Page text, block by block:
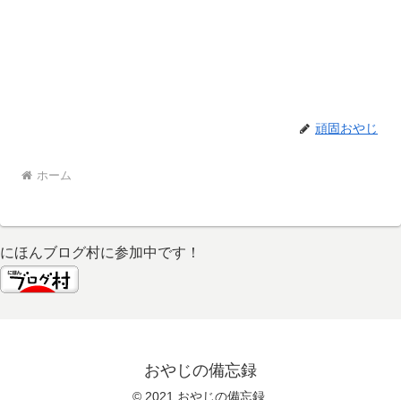
頑固おやじ
ホーム
にほんブログ村に参加中です！
おやじの備忘録
© 2021 おやじの備忘録.